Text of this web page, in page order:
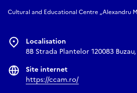
Cultural and Educational Centre „Alexandru
Localisation
8B Strada Plantelor 120083
Site internet
https://ccam.ro/